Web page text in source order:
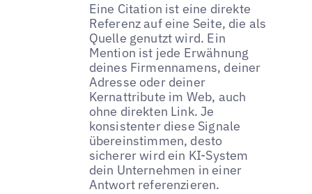
Eine Citation ist eine direkte
Referenz auf eine Seite, die als
Quelle genutzt wird. Ein
Mention ist jede Erwähnung
deines Firmennamens, deiner
Adresse oder deiner
Kernattribute im Web, auch
ohne direkten Link. Je
konsistenter diese Signale
übereinstimmen, desto
sicherer wird ein KI-System
dein Unternehmen in einer
Antwort referenzieren.